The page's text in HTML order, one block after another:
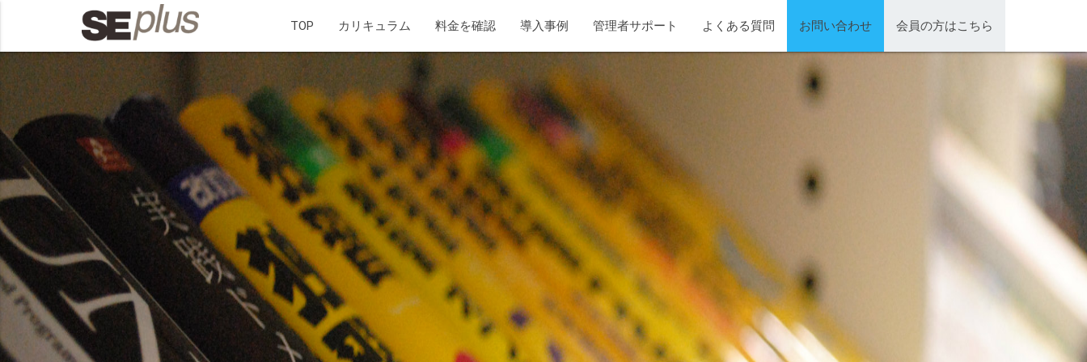
TOP カリキュラム 料金を確認 導入事例 管理者サポート よくある質問 お問い合わせ 会員の方はこちら